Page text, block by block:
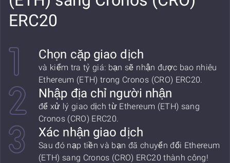
ERC20
Chọn cặp giao dịch
và kiểm tra tỷ giá: bạn sẽ nhận được bao nhiêu
Ethereum (ETH) trong Cronos (CRO) ERC20.
Nhập địa chỉ người nhận
để xử lý giao dịch từ Ethereum (ETH) sang
Cronos (CRO) ERC20.
Xác nhận giao dịch
Sau đó nạp tiền và bạn đã chuyển đổi Ethereum
(ETH) sang Cronos (CRO) ERC20 thành công!